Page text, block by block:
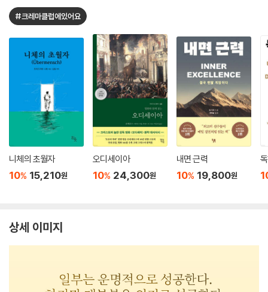
#크레마클럽에있어요
니체의 초월자
10% 15,210원
오디세이아
10% 24,300원
내면 근력
10% 19,800원
상세 이미지